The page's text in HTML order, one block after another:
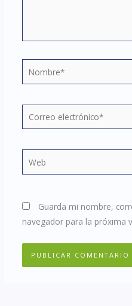
Nombre*
Correo
electrónico*
Guarda mi nombre,
navegador para la próxima